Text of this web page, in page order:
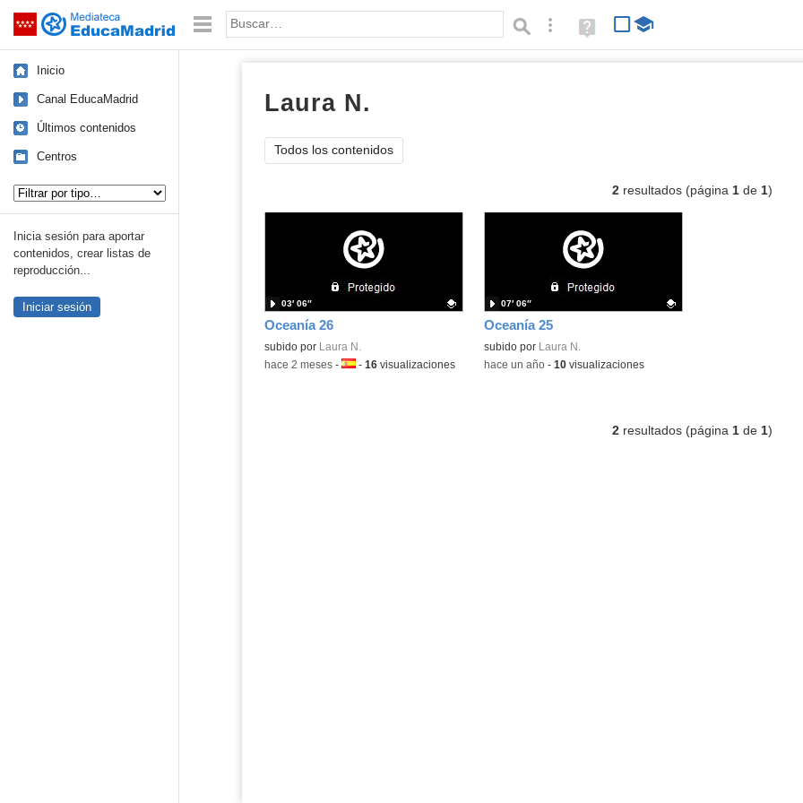
Saltar navegación Palabra o frase: Búsqueda avanzada
Ayuda
(en
Inicio
Canal EducaMadrid
Últimos contenidos
Centros
Inicia sesión para aportar
contenidos, crear listas de
reproducción...
Iniciar sesión
Laura N.
Todos los contenidos
2resultados (página 1de 1)
Oceanía 26
Contenido educativo.
subido por Laura N.
03′ 06″
-hace 2 meses- Idioma:
- 16visualizaciones
Oceanía 25
Contenido educativo.
subido por Laura N.
07′ 06″
-hace un año- 10visualizaciones
2resultados (página 1de 1)